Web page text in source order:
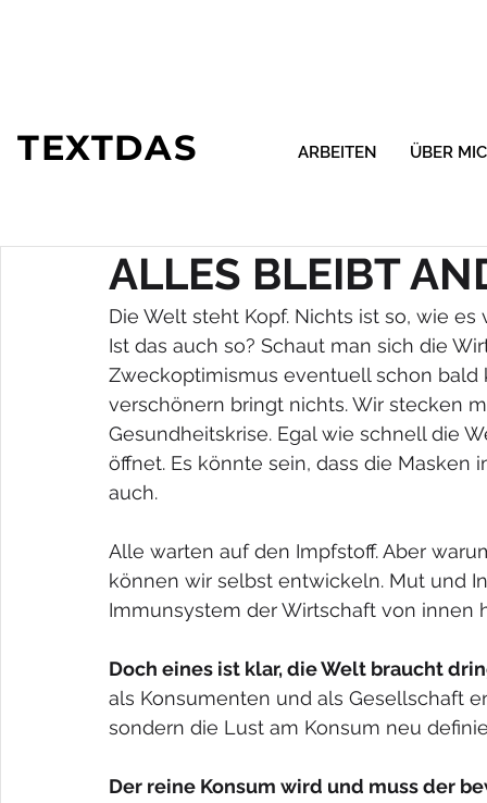
ARBEITEN ÜBER
TEXTDAS
ALLES BLEIBT
Die Welt steht Kopf. Nichts ist so, wie
Ist das auch so? Schaut man sich die
Zweckoptimismus eventuell schon
verschönern bringt nichts. Wir stecken
Gesundheitskrise. Egal wie schnell die
öffnet. Es könnte sein, dass die
auch.
Alle warten auf den Impfstoff. Aber
können wir selbst entwickeln. Mut und
Immunsystem der Wirtschaft von innen
Doch eines ist klar, die Welt braucht
als Konsumenten und als Gesellschaft
sondern die Lust am Konsum neu
Der reine Konsum wird und muss der